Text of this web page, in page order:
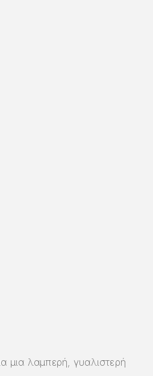
μια λαμπερή, γυαλιστερή